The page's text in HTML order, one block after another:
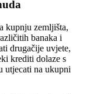
kupnju zemljišta,
banaka i
drugačije uvjete,
krediti dolaze s
utjecati na ukupni